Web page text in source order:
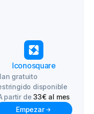
Iconosquare
gratuito
disponible
partir de 33€ al mes
Empezar